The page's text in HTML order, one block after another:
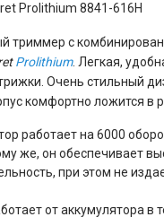
Prolithium 8841-616H
триммер с
Prolithium. Легкая,
Очень стильный
комфортно ложится в
работает на 6000
же, он обеспечивает
при этом не
от аккумулятора в